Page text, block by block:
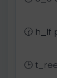
🕝 h_lf
🕒